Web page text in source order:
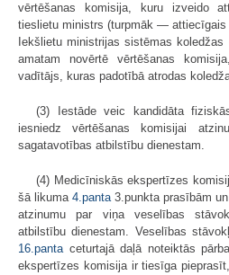
vērtēšanas komisija, kuru izveido
tieslietu ministrs (turpmāk —
Iekšlietu ministrijas sistēmas
amatam novērtē vērtēšanas
vadītājs, kuras padotībā atrodas
(3) Iestāde veic kandidāta
iesniedz vērtēšanas komisijai
sagatavotības atbilstību dienestam.
(4) Medicīniskās ekspertīzes
šā likuma 4.panta3.punkta prasībām
atzinumu par viņa veselības
atbilstību dienestam. Veselības
16.pantaceturtajā daļā noteiktās
ekspertīzes komisija ir tiesīga